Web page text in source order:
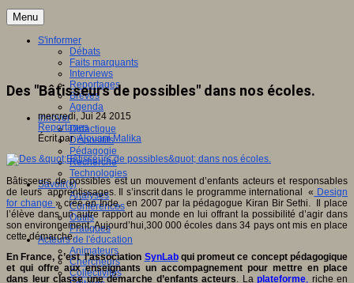
Menu
S'informer
Débats
Faits marquants
Interviews
Reportages
Brèves
Agenda
Innover
Didactique
Dispositifs
Pédagogie
Recherche
Technologies
Savoir(s)
Analyses
Conférences
Outils
Pratiques
Acteurs de l'éducation
Animateurs
Chercheurs
Collectivités
Des "Bâtisseurs de possibles" dans nos écoles.
mercredi, Jui 24 2015
Reportages
Écrit parAlouani Malika
Bâtisseurs de possibles est un mouvement d’enfants acteurs et responsables
de leurs apprentissages. Il s’inscrit dans le programme international « Design
for change» créé en Inde, en 2007 par la pédagogue Kiran Bir Sethi. Il place
l’élève dans un autre rapport au monde en lui offrant la possibilité d’agir dans
son environnement. Aujourd’hui,300 000 écoles dans 34 pays ont mis en place
cette démarche.
En France, c’est l’association SynLabqui promeut ce concept pédagogique
et qui offre aux enseignants un accompagnement pour mettre en place
dans leur classe une démarche d’enfants acteurs. La plateforme, riche en